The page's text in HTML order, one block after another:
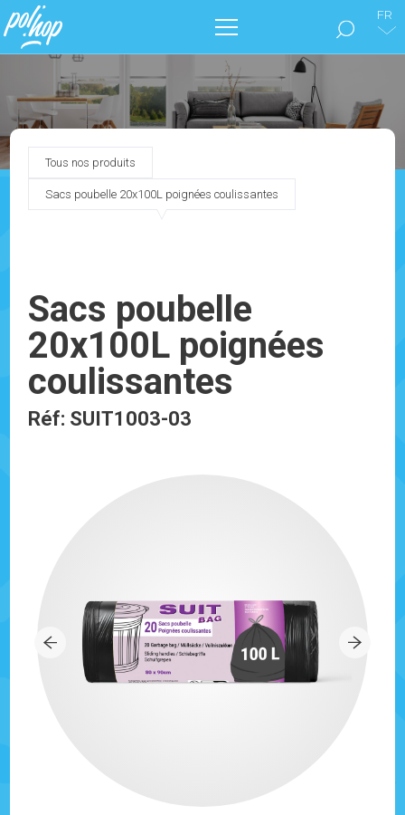
FR
LA MARQUE POL’HOP
SOIGNER SON INTÉRIEUR
BLOG
CONTACTEZ-NOUS !
Tous nos produits
Sacs poubelle 20x100L poignées coulissantes
Sacs poubelle
20x100L poignées
coulissantes
Réf: SUIT1003-03